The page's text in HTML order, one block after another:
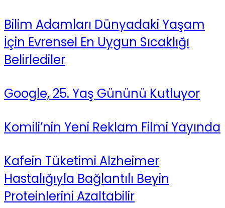
Bilim Adamları Dünyadaki Yaşam
İçin Evrensel En Uygun Sıcaklığı
Belirlediler
Google, 25. Yaş Gününü Kutluyor
Komili’nin Yeni Reklam Filmi Yayında
Kafein Tüketimi Alzheimer
Hastalığıyla Bağlantılı Beyin
Proteinlerini Azaltabilir